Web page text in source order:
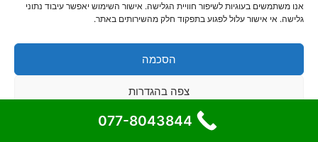
אנו משתמשים בעוגיות לשיפור חוויית הגלישה. אישור השימוש יאפשר עיבוד נתוני
גלישה. אי אישור עלול לפגוע בתפקוד חלק מהשירותים באתר.
הסכמה
צפה בהגדרות
cookie-policyמדיניות פרטיות
077-8043844